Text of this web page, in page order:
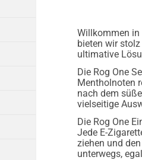
Willkommen in
bieten wir
ultimative
Die Rog One
Mentholnoten
nach dem
vielseitige
Die Rog One
Jede E-
ziehen und
unterwegs,